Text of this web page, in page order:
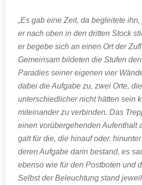
„Es gab eine Zeit, da begleitete
er nach oben in den dritten Stock
er begebe sich an einen Ort der
Gemeinsam bildeten die Stufen
Paradies seiner eigenen vier
dabei die Aufgabe zu, zwei Orte, die
unterschiedlicher nicht hätten sein
miteinander zu verbinden. Das
einen vorübergehenden Aufenthalt
galt für die, die hinauf oder.
deren Aufgabe darin bestand, es
ebenso wie für den Postboten und
Selbst der Beleuchtung stand